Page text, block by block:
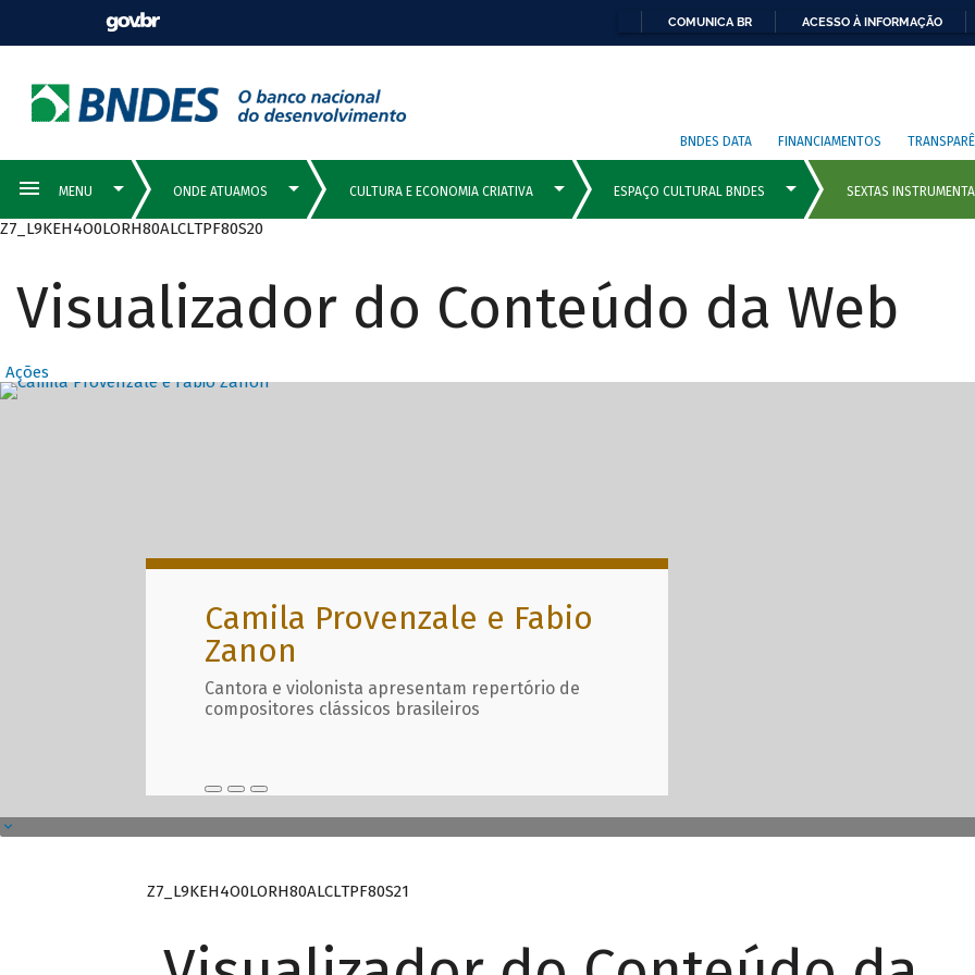
COMUNICA BR ACESSO À INFORMAÇÃO
BNDES DATA FINANCIAMENTOS
Z7_L9KEH4O0LORH80ALCLTPF80S20
Visualizador do Conteúdo da Web
Ações
Destaques Principais com
Camila Provenzale e Fabio
Zanon
Cantora e violonista apresentam repertório de
compositores clássicos brasileiros
Z7_L9KEH4O0LORH80ALCLTPF80S21